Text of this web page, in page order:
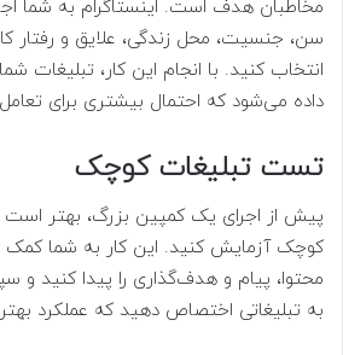
مخاطبان هدف است. اینستاگرام به شما
سن، جنسیت، محل زندگی، علایق و رفتار
انتخاب کنید. با انجام این کار، تبلیغات
داده می‌شود که احتمال بیشتری برای تعامل
تست تبلیغات کوچک
پیش از اجرای یک کمپین بزرگ، بهتر است
کوچک آزمایش کنید. این کار به شما کمک
محتوا، پیام و هدف‌گذاری را پیدا کنید و
به تبلیغاتی اختصاص دهید که عملکرد